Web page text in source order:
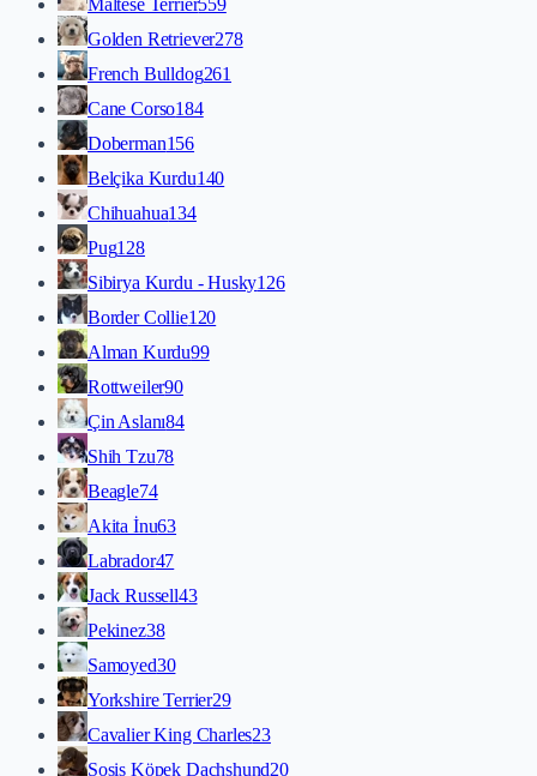
Maltese Terrier559
Golden Retriever278
French Bulldog261
Cane Corso184
Doberman156
Belçika Kurdu140
Chihuahua134
Pug128
Sibirya Kurdu - Husky126
Border Collie120
Alman Kurdu99
Rottweiler90
Çin Aslanı84
Shih Tzu78
Beagle74
Akita İnu63
Labrador47
Jack Russell43
Pekinez38
Samoyed30
Yorkshire Terrier29
Cavalier King Charles23
Sosis Köpek Dachshund20